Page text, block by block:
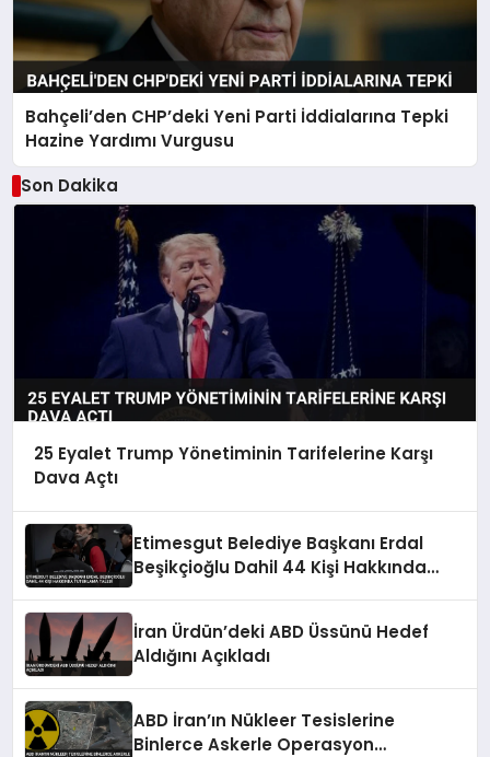
Bahçeli’den CHP’deki Yeni Parti İddialarına Tepki
Hazine Yardımı Vurgusu
Son Dakika
25 Eyalet Trump Yönetiminin Tarifelerine Karşı
Dava Açtı
Etimesgut Belediye Başkanı Erdal
Beşikçioğlu Dahil 44 Kişi Hakkında
İran Ürdün’deki ABD Üssünü Hedef
Aldığını Açıkladı
ABD İran’ın Nükleer Tesislerine
Binlerce Askerle Operasyon